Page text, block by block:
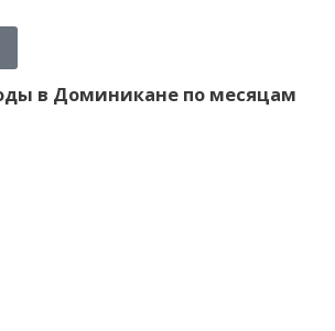
в Доминикане по месяцам